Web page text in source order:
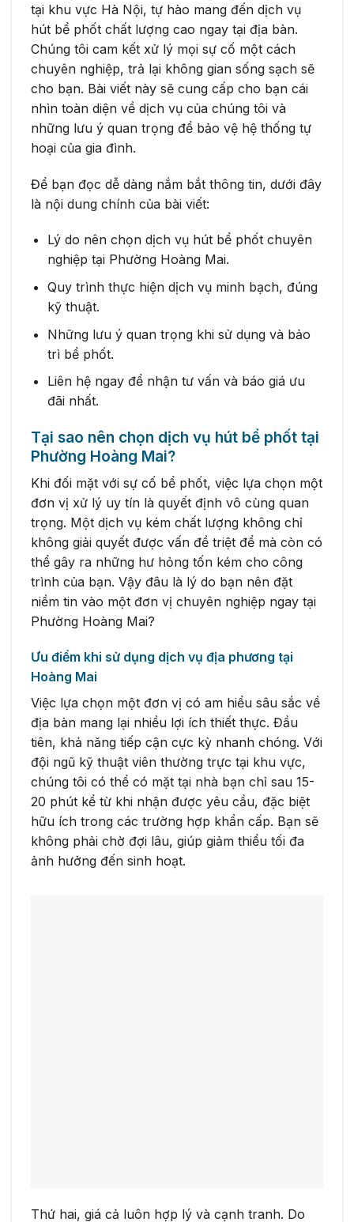
tại khu vực Hà Nội, tự hào mang đến dịch vụ
hút bể phốt chất lượng cao ngay tại địa bàn.
Chúng tôi cam kết xử lý mọi sự cố một cách
chuyên nghiệp, trả lại không gian sống sạch sẽ
cho bạn. Bài viết này sẽ cung cấp cho bạn cái
nhìn toàn diện về dịch vụ của chúng tôi và
những lưu ý quan trọng để bảo vệ hệ thống tự
hoại của gia đình.
Để bạn đọc dễ dàng nắm bắt thông tin, dưới đây
là nội dung chính của bài viết:
Lý do nên chọn dịch vụ hút bể phốt chuyên
nghiệp tại Phường Hoàng Mai.
Quy trình thực hiện dịch vụ minh bạch, đúng
kỹ thuật.
Những lưu ý quan trọng khi sử dụng và bảo
trì bể phốt.
Liên hệ ngay để nhận tư vấn và báo giá ưu
đãi nhất.
Tại sao nên chọn dịch vụ hút bể phốt tại
Phường Hoàng Mai?
Khi đối mặt với sự cố bể phốt, việc lựa chọn một
đơn vị xử lý uy tín là quyết định vô cùng quan
trọng. Một dịch vụ kém chất lượng không chỉ
không giải quyết được vấn đề triệt để mà còn có
thể gây ra những hư hỏng tốn kém cho công
trình của bạn. Vậy đâu là lý do bạn nên đặt
niềm tin vào một đơn vị chuyên nghiệp ngay tại
Phường Hoàng Mai?
Ưu điểm khi sử dụng dịch vụ địa phương tại
Hoàng Mai
Việc lựa chọn một đơn vị có am hiểu sâu sắc về
địa bàn mang lại nhiều lợi ích thiết thực. Đầu
tiên, khả năng tiếp cận cực kỳ nhanh chóng. Với
đội ngũ kỹ thuật viên thường trực tại khu vực,
chúng tôi có thể có mặt tại nhà bạn chỉ sau 15-
20 phút kể từ khi nhận được yêu cầu, đặc biệt
hữu ích trong các trường hợp khẩn cấp. Bạn sẽ
không phải chờ đợi lâu, giúp giảm thiểu tối đa
ảnh hưởng đến sinh hoạt.
Thứ hai, giá cả luôn hợp lý và cạnh tranh. Do